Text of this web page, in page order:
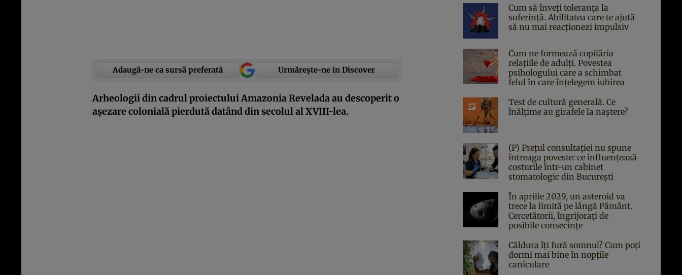
Adaugă-ne ca sursă preferată Urmărește-ne in Discover
Arheologii din cadrul proiectului Amazonia Revelada au descoperit o
așezare colonială pierdută datând din secolul al XVIII-lea.
Cum să înveți toleranța la
suferință. Abilitatea care te ajută
să nu mai reacționezi impulsiv
Cum ne formează copilăria
relațiile de adulți. Povestea
psihologului care a schimbat
felul în care înțelegem iubirea
Test de cultură generală. Ce
înălțime au girafele la naștere?
(P) Prețul consultației nu spune
întreaga poveste: ce influențează
costurile într-un cabinet
stomatologic din București
În aprilie 2029, un asteroid va
trece la limită pe lângă Pământ.
Cercetătorii, îngrijorați de
posibile consecințe
Căldura îți fură somnul? Cum poți
dormi mai bine în nopțile
caniculare